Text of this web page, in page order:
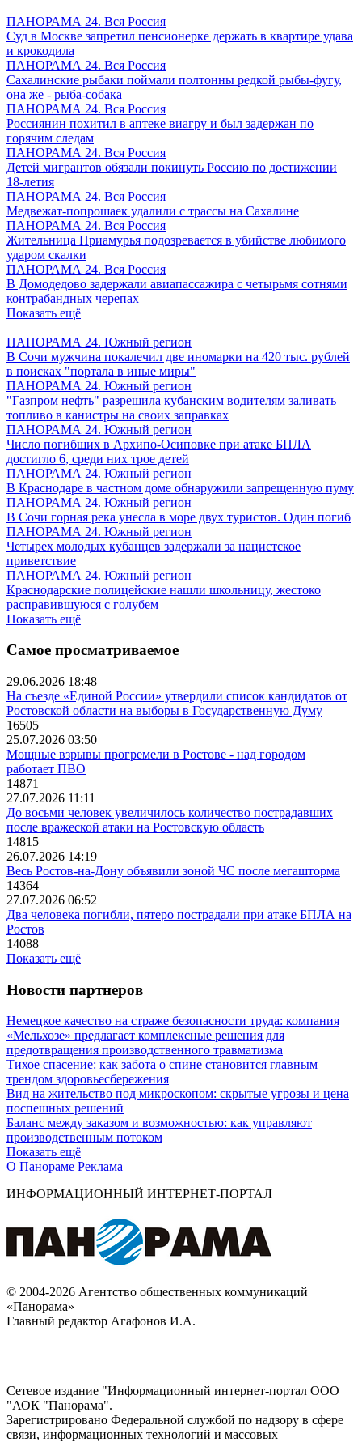
ПАНОРАМА 24. Вся Россия
Суд в Москве запретил пенсионерке держать в квартире удава
и крокодила
ПАНОРАМА 24. Вся Россия
Сахалинские рыбаки поймали полтонны редкой рыбы-фугу,
она же - рыба-собака
ПАНОРАМА 24. Вся Россия
Россиянин похитил в аптеке виагру и был задержан по
горячим следам
ПАНОРАМА 24. Вся Россия
Детей мигрантов обязали покинуть Россию по достижении
18-летия
ПАНОРАМА 24. Вся Россия
Медвежат-попрошаек удалили с трассы на Сахалине
ПАНОРАМА 24. Вся Россия
Жительница Приамурья подозревается в убийстве любимого
ударом скалки
ПАНОРАМА 24. Вся Россия
В Домодедово задержали авиапассажира с четырьмя сотнями
контрабандных черепах
Показать ещё
ПАНОРАМА 24. Южный регион
В Сочи мужчина покалечил две иномарки на 420 тыс. рублей
в поисках "портала в иные миры"
ПАНОРАМА 24. Южный регион
"Газпром нефть" разрешила кубанским водителям заливать
топливо в канистры на своих заправках
ПАНОРАМА 24. Южный регион
Число погибших в Архипо-Осиповке при атаке БПЛА
достигло 6, среди них трое детей
ПАНОРАМА 24. Южный регион
В Краснодаре в частном доме обнаружили запрещенную пуму
ПАНОРАМА 24. Южный регион
В Сочи горная река унесла в море двух туристов. Один погиб
ПАНОРАМА 24. Южный регион
Четырех молодых кубанцев задержали за нацистское
приветствие
ПАНОРАМА 24. Южный регион
Краснодарские полицейские нашли школьницу, жестоко
расправившуюся с голубем
Показать ещё
Самое просматриваемое
29.06.2026 18:48
На съезде «Единой России» утвердили список кандидатов от
Ростовской области на выборы в Государственную Думу
16505
25.07.2026 03:50
Мощные взрывы прогремели в Ростове - над городом
работает ПВО
14871
27.07.2026 11:11
До восьми человек увеличилось количество пострадавших
после вражеской атаки на Ростовскую область
14815
26.07.2026 14:19
Весь Ростов-на-Дону объявили зоной ЧС после мегашторма
14364
27.07.2026 06:52
Два человека погибли, пятеро пострадали при атаке БПЛА на
Ростов
14088
Показать ещё
Новости партнеров
Немецкое качество на страже безопасности труда: компания
«Мельхозе» предлагает комплексные решения для
предотвращения производственного травматизма
Тихое спасение: как забота о спине становится главным
трендом здоровьесбережения
Вид на жительство под микроскопом: скрытые угрозы и цена
поспешных решений
Баланс между заказом и возможностью: как управляют
производственным потоком
Показать ещё
О Панораме Реклама
ИНФОРМАЦИОННЫЙ ИНТЕРНЕТ-ПОРТАЛ
© 2004-2026 Агентство общественных коммуникаций
«Панорама»
Главный редактор Агафонов И.А.
Сетевое издание "Информационный интернет-портал ООО
"АОК "Панорама".
Зарегистрировано Федеральной службой по надзору в сфере
связи, информационных технологий и массовых